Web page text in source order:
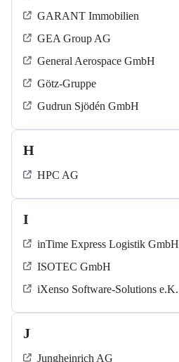
GARANT Immobilien
GEA Group AG
General Aerospace GmbH
Götz-Gruppe
Gudrun Sjödén GmbH
H
HPC AG
I
inTime Express Logistik GmbH
ISOTEC GmbH
iXenso Software-Solutions e.K.
J
Jungheinrich AG